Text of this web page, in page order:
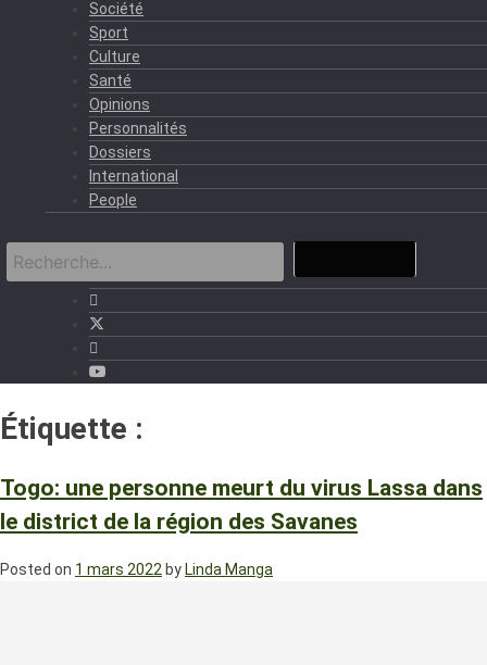
Société
Sport
Culture
Santé
Opinions
Personnalités
Dossiers
International
People
Étiquette :
Togo: une personne meurt du virus Lassa dans
le district de la région des Savanes
Posted on 1 mars 2022 by Linda Manga